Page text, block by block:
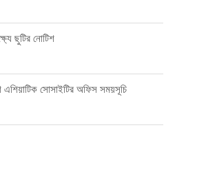
ছুটির নোটিশ
এশিয়াটিক সোসাইটির অফিস সময়সূচি